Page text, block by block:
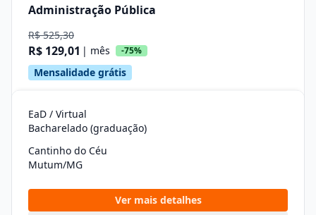
Administração Pública
R$ 525,30
R$ 129,01 | mês -75%
Mensalidade grátis
EaD / Virtual
Bacharelado (graduação)
Cantinho do Céu
Mutum/MG
Ver mais detalhes